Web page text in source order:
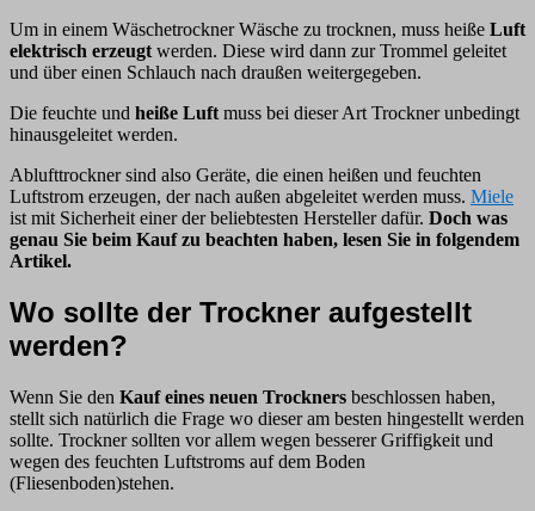
Um in einem Wäschetrockner Wäsche zu trocknen, muss heiße Luft
elektrisch erzeugt werden. Diese wird dann zur Trommel geleitet
und über einen Schlauch nach draußen weitergegeben.
Die feuchte und heiße Luft muss bei dieser Art Trockner unbedingt
hinausgeleitet werden.
Ablufttrockner sind also Geräte, die einen heißen und feuchten
Luftstrom erzeugen, der nach außen abgeleitet werden muss. Miele
ist mit Sicherheit einer der beliebtesten Hersteller dafür. Doch was
genau Sie beim Kauf zu beachten haben, lesen Sie in folgendem
Artikel.
Wo sollte der Trockner aufgestellt
werden?
Wenn Sie den Kauf eines neuen Trockners beschlossen haben,
stellt sich natürlich die Frage wo dieser am besten hingestellt werden
sollte. Trockner sollten vor allem wegen besserer Griffigkeit und
wegen des feuchten Luftstroms auf dem Boden
(Fliesenboden)stehen.